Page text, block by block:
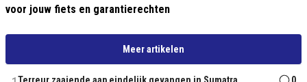
voor jouw fiets en garantierechten
Meer artikelen